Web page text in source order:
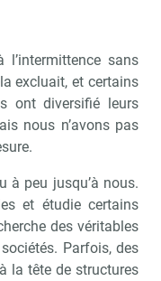
l’intermittence sans
excluait, et certains
ont diversifié leurs
nous n’avons pas
à peu jusqu’à nous.
et étudie certains
des véritables
Parfois, des
la tête de structures